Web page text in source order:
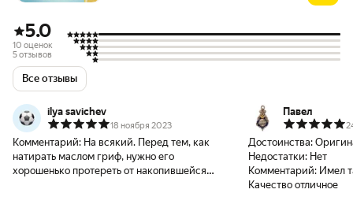
5.0
10 оценок
5 отзывов
Все отзывы
ilya savichev
18 ноября 2023
Комментарий: На всякий. Перед тем, как
натирать маслом гриф, нужно его
хорошенько протереть от накопившейся
Павел
Достоинства:
Недостатки: Нет
Комментарий: Имел
Качество отличное